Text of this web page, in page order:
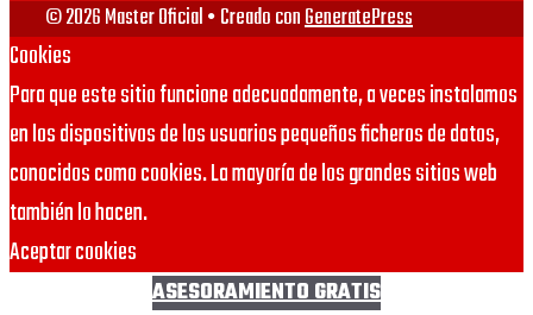
© 2026 Master Oficial• Creado conGeneratePress
Cookies
Para que este sitio funcione adecuadamente, a veces instalamos
en los dispositivos de los usuarios pequeños ficheros de datos,
conocidos como cookies. La mayoría de los grandes sitios web
también lo hacen.
Aceptar cookies
ASESORAMIENTO GRATIS